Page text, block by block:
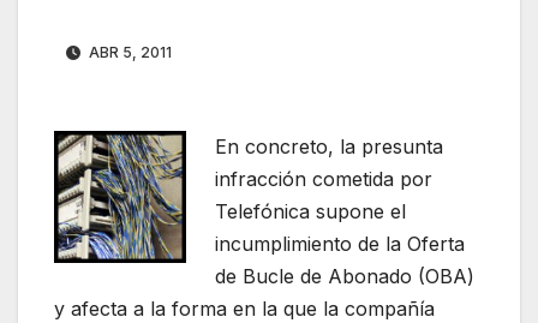
ABR 5, 2011
En concreto, la presunta
infracción cometida por
Telefónica supone el
incumplimiento de la Oferta
de Bucle de Abonado (OBA)
y afecta a la forma en la que la compañía